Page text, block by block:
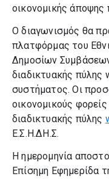
οικονομικής άποψης
Ο διαγωνισμός θα
πλατφόρμας του
Δημοσίων
διαδικτυακής πύλης
συστήματος. Οι
οικονομικούς
διαδικτυακής πύλης
Ε.Σ.Η.ΔΗ.Σ.
Η ημερομηνία
Επίσημη Εφημερίδα